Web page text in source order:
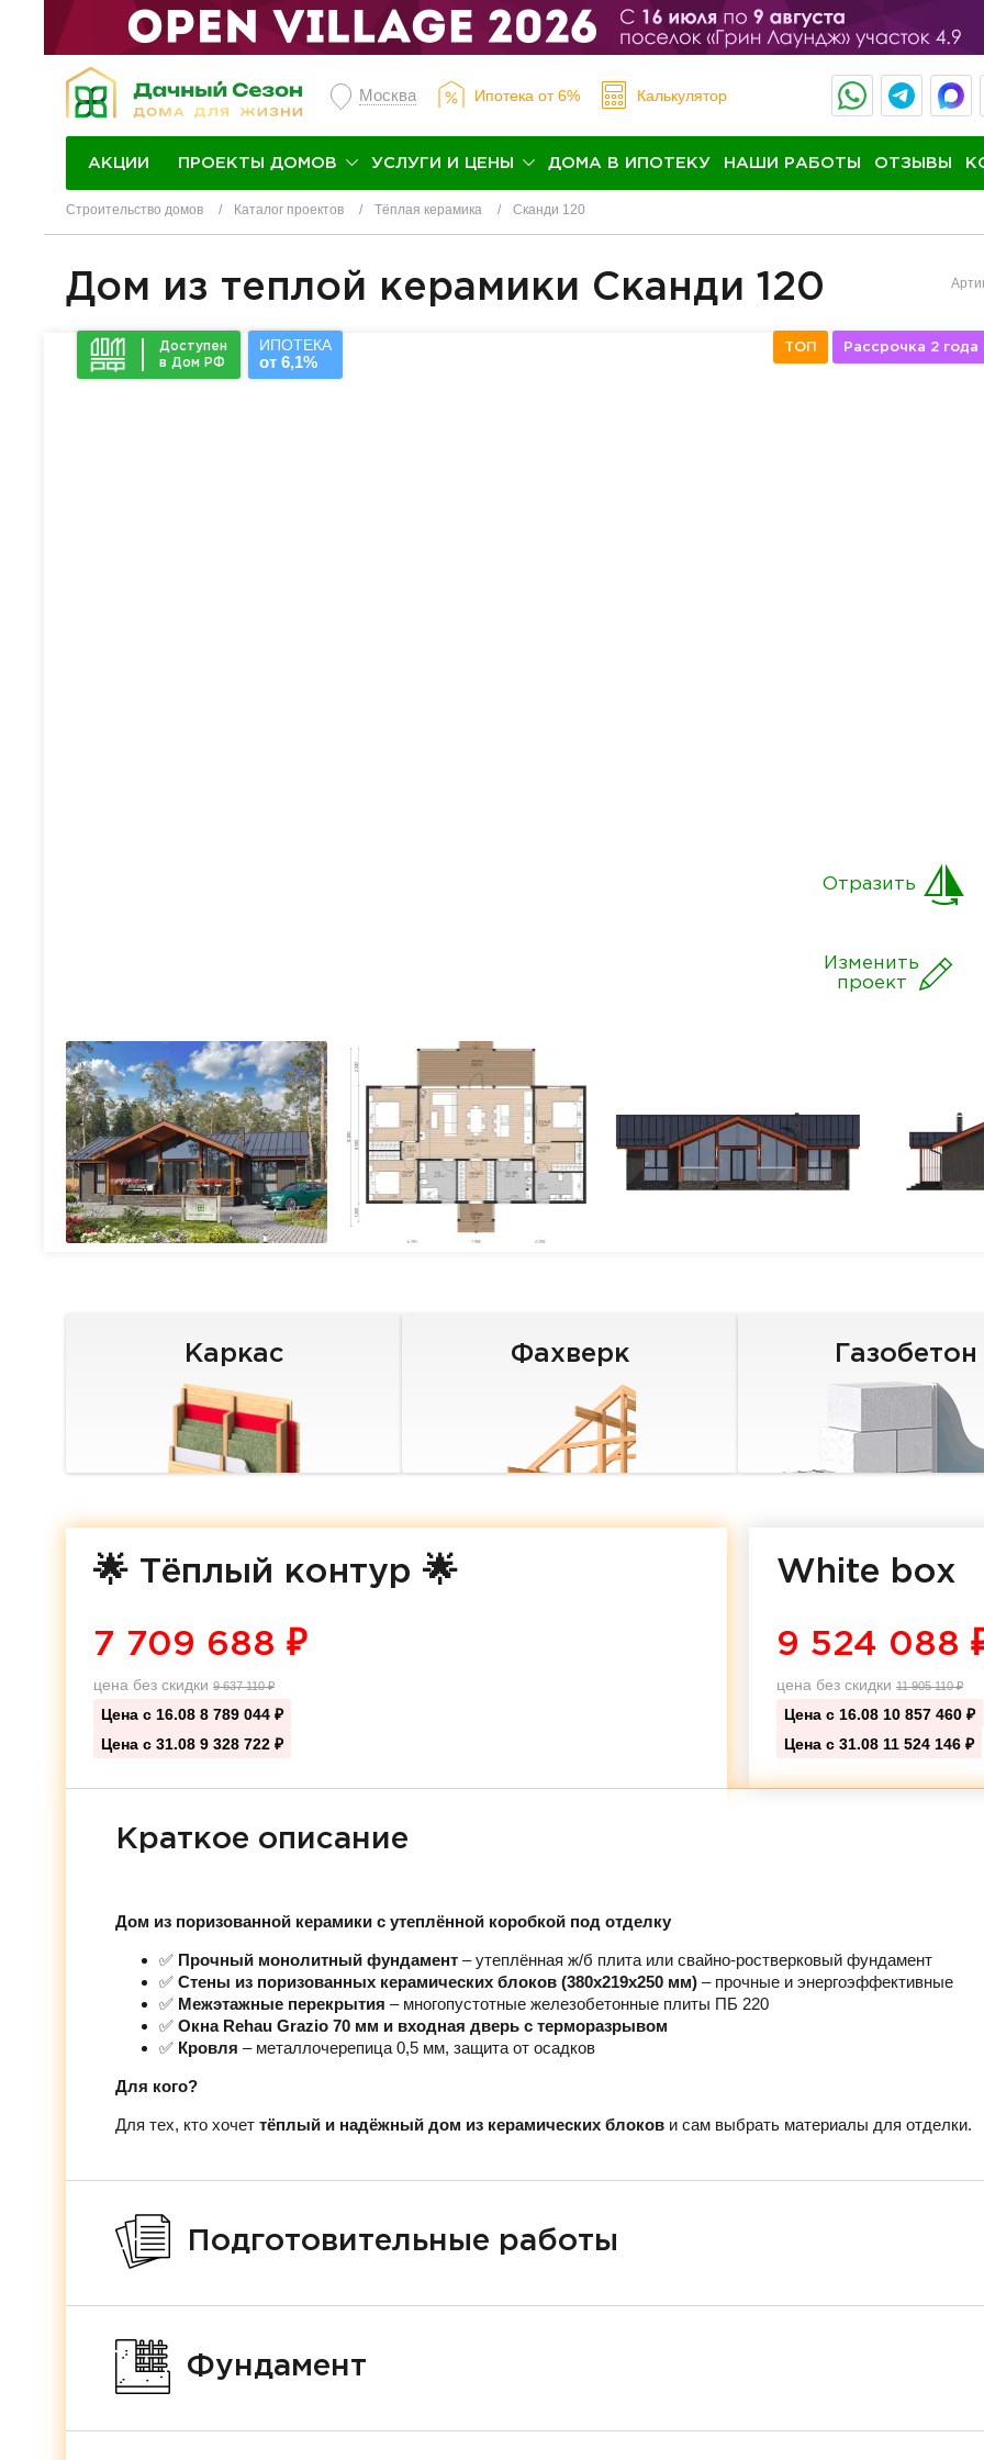
Москва Ипотека от 6% Калькулятор
АКЦИИ ПРОЕКТЫ ДОМОВ УСЛУГИ И ЦЕНЫ ДОМА В ИПОТЕКУ НАШИ РАБОТЫ ОТЗЫВЫ
Строительство домов Каталог проектов Тёплая керамика Сканди 120
Дом из теплой керамики Сканди 120
Доступен
в Дом РФ
ИПОТЕКА
от 6,1%
ТОП Рассрочка 2 года
Изменить
проект
Отразить
Каркас Фахверк Газобетон
🌟 Тёплый контур 🌟
7 709 688 ₽
цена без скидки 9 637 110₽
Цена с 16.08 8 789 044 ₽
Цена с 31.08 9 328 722 ₽
White box
9 524 088
цена без скидки 11 905 110₽
Цена с 16.08 10 857 460 ₽
Цена с 31.08 11 524 146 ₽
Краткое описание
Дом из поризованной керамики с утеплённой коробкой под отделку
✅ Прочный монолитный фундамент – утеплённая ж/б плита или свайно-ростверковый фундамент
✅ Стены из поризованных керамических блоков (380х219х250 мм) – прочные и энергоэффективные
✅ Межэтажные перекрытия – многопустотные железобетонные плиты ПБ 220
✅ Окна Rehau Grazio 70 мм и входная дверь с терморазрывом
✅ Кровля – металлочерепица 0,5 мм, защита от осадков
Для кого?
Для тех, кто хочет тёплый и надёжный дом из керамических блоков и сам выбрать материалы для отделки.
Подготовительные работы
Фундамент